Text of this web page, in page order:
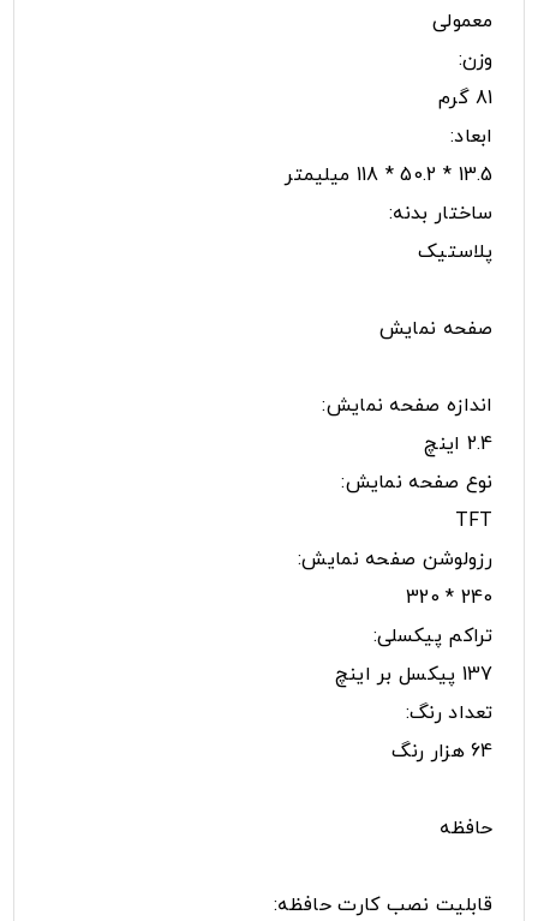
معمولی
وزن:
81 گرم
ابعاد:
13.5 * 50.2 * 118 ميليمتر
ساختار بدنه:
پلاستیک
صفحه نمایش
اندازه صفحه نمایش:
2.4 اینچ
نوع صفحه نمایش:
TFT
رزولوشن صفحه نمایش:
240 * 320
تراکم پیکسلی:
137 پیکسل بر اینچ
تعداد رنگ:
64 هزار رنگ
حافظه
قابلیت نصب کارت حافظه: